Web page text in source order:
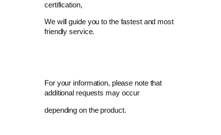
certification,
We will guide you to the fastest and most
friendly service.
For your information, please note that
additional requests may occur
depending on the product.